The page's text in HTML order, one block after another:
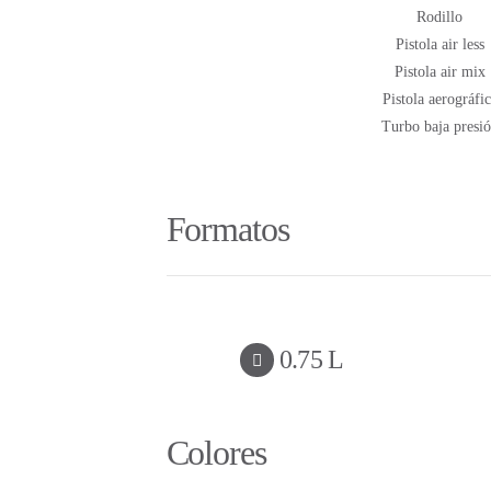
Rodillo
Pistola air less
Pistola air mix
Pistola
Turbo baja
Formatos
0.75 L
Colores